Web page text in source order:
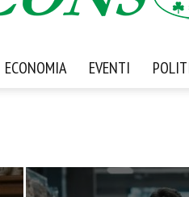
Codacons
Sicilia
ECONOMIA EVENTI